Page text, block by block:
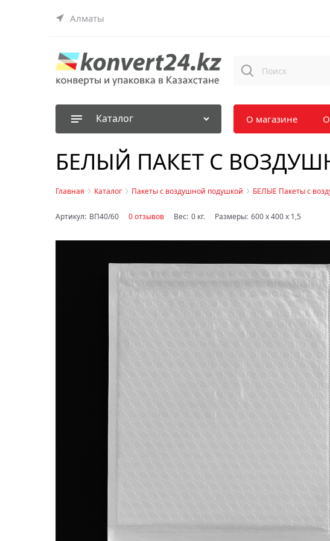
Алматы
Каталог О магазине
БЕЛЫЙ ПАКЕТ С
Главная Каталог Пакеты с воздушной подушкой БЕЛЫЕ Пакеты с
Артикул: ВП40/60 0 отзывов Вес: 0 кг. Размеры: 600x400x 1,5